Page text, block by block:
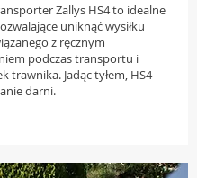
Zallys HS4 to idealne
uniknąć wysiłku
z ręcznym
podczas transportu i
trawnika. Jadąc tyłem, HS4
darni.